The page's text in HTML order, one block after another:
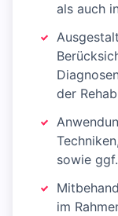
als auch
der
sowie
im